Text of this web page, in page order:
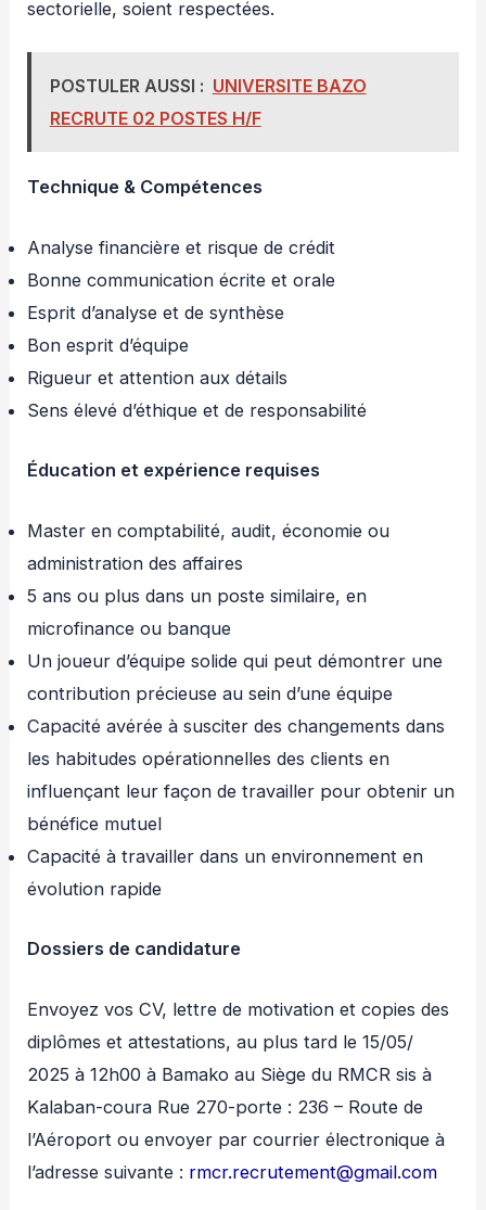
sectorielle, soient respectées.
POSTULER AUSSI : UNIVERSITE BAZO
RECRUTE 02 POSTES H/F
Technique & Compétences
Analyse financière et risque de crédit
Bonne communication écrite et orale
Esprit d’analyse et de synthèse
Bon esprit d’équipe
Rigueur et attention aux détails
Sens élevé d’éthique et de responsabilité
Éducation et expérience requises
Master en comptabilité, audit, économie ou
administration des affaires
5 ans ou plus dans un poste similaire, en
microfinance ou banque
Un joueur d’équipe solide qui peut démontrer une
contribution précieuse au sein d’une équipe
Capacité avérée à susciter des changements dans
les habitudes opérationnelles des clients en
influençant leur façon de travailler pour obtenir un
bénéfice mutuel
Capacité à travailler dans un environnement en
évolution rapide
Dossiers de candidature
Envoyez vos CV, lettre de motivation et copies des
diplômes et attestations, au plus tard le 15/05/
2025 à 12h00 à Bamako au Siège du RMCR sis à
Kalaban-coura Rue 270-porte : 236 – Route de
l’Aéroport ou envoyer par courrier électronique à
l’adresse suivante : rmcr.recrutement@gmail.com